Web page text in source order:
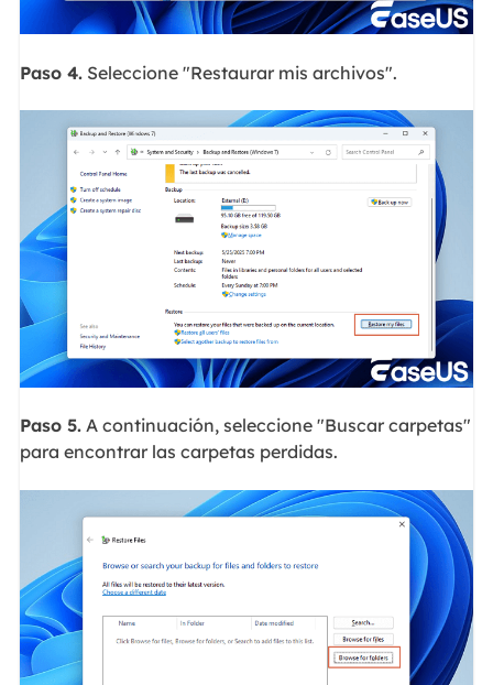
Paso 4.Seleccione "Restaurar mis archivos".
Paso 5.A continuación, seleccione "Buscar carpetas"
para encontrar las carpetas perdidas.